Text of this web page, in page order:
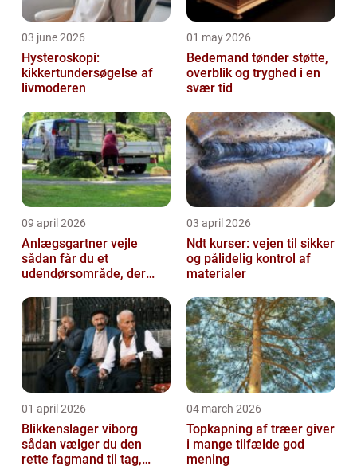
03 june 2026
Hysteroskopi:
kikkertundersøgelse af
livmoderen
01 may 2026
Bedemand tønder støtte,
overblik og tryghed i en
svær tid
09 april 2026
Anlægsgartner vejle
sådan får du et
udendørsområde, der
03 april 2026
Ndt kurser: vejen til sikker
og pålidelig kontrol af
materialer
01 april 2026
Blikkenslager viborg
sådan vælger du den
rette fagmand til tag,
04 march 2026
Topkapning af træer giver
i mange tilfælde god
mening